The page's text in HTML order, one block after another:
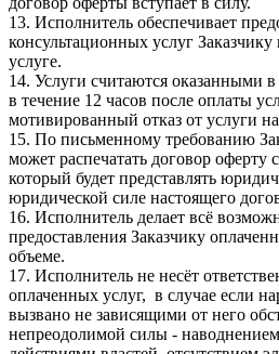
13. Исполнитель обеспечивает
консультационных услуг
услуге.
14. Услуги считаются оказанными
в течение 12 часов после оплаты
мотивированный отказ от услуги
15. По письменному требованию
может распечатать договор оферту
который будет представлять
юридической силе настоящего
16. Исполнитель делает всё
предоставления Заказчику
объеме.
17. Исполнитель не несёт
оплаченных услуг, в случае если
вызвано не зависящими от него
непреодолимой силы -